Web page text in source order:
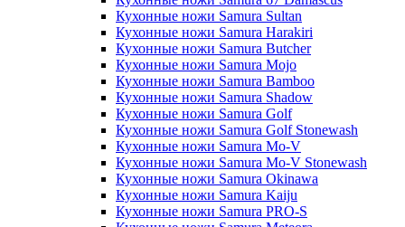
Кухонные ножи Samura Sultan
Кухонные ножи Samura Harakiri
Кухонные ножи Samura Butcher
Кухонные ножи Samura Mojo
Кухонные ножи Samura Bamboo
Кухонные ножи Samura Shadow
Кухонные ножи Samura Golf
Кухонные ножи Samura Golf Stonewash
Кухонные ножи Samura Mo-V
Кухонные ножи Samura Mo-V Stonewash
Кухонные ножи Samura Okinawa
Кухонные ножи Samura Kaiju
Кухонные ножи Samura PRO-S